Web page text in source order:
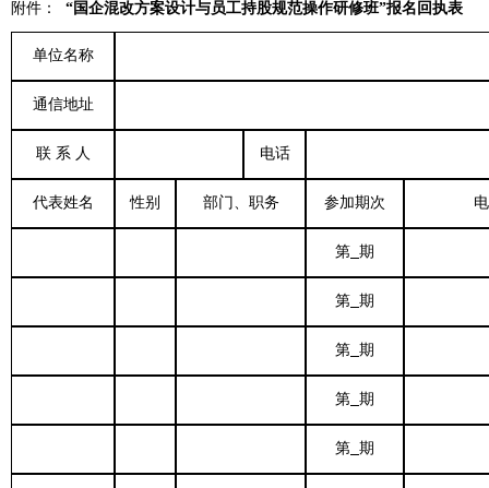
附件： “国企混改方案设计与员工持股规范操作研修班”报名回执表
单位名称
通信地址
联 系 人 电话
代表姓名 性别 部门、职务 参加期次
第 期
第 期
第 期
第 期
第 期